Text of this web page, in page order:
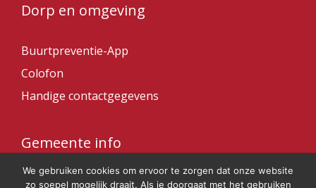
Dorp en omgeving
Buurtpreventie-App
Colofon
Handige contactgegevens
Gemeente info
Gemeente Veendam
We gebruiken cookies om ervoor te zorgen dat onze website
zo soepel mogelijk draait. Als je doorgaat met het gebruiken